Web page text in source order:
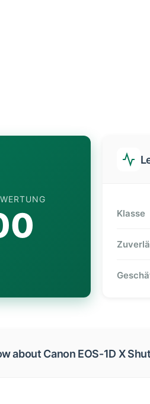
Klasse
about Canon EOS-1D X